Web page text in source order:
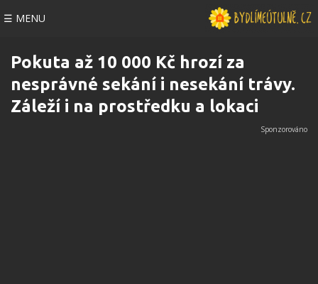
☰ MENU
Pokuta až 10 000 Kč hrozí za
nesprávné sekání i nesekání trávy.
Záleží i na prostředku a lokaci